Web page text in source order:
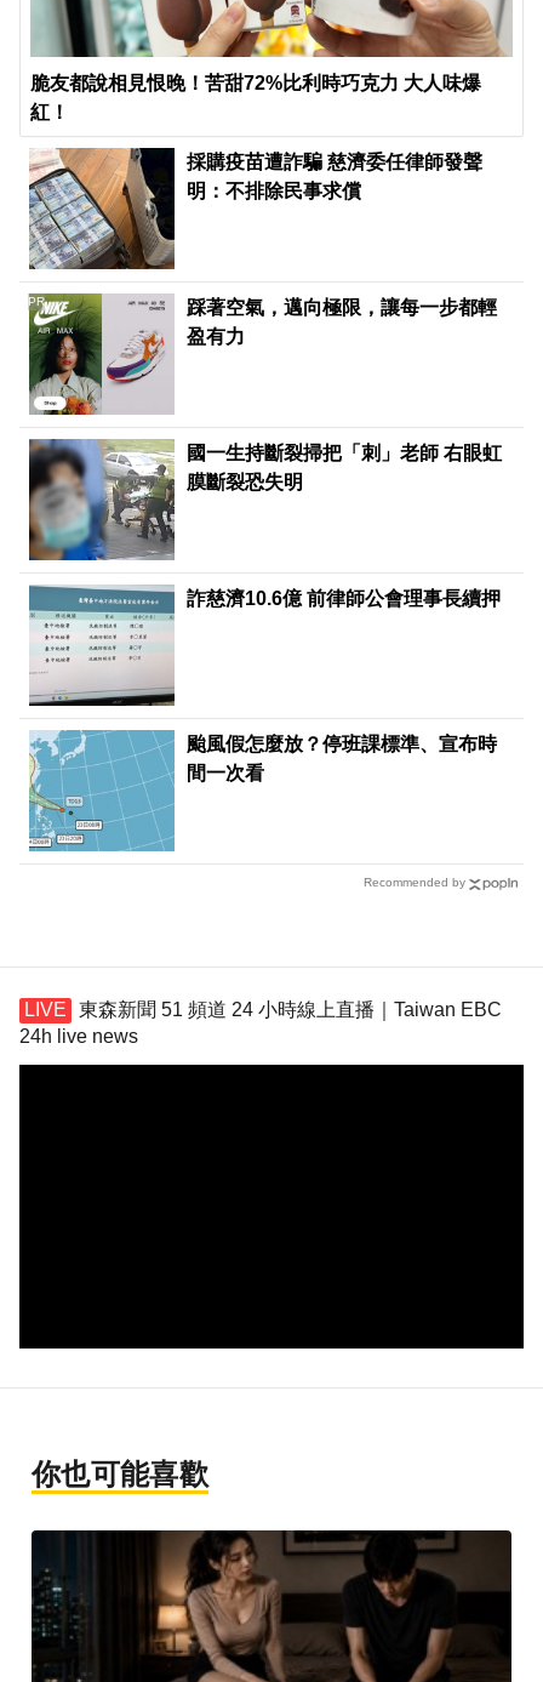
脆友都說相見恨晚！苦甜72%比利時巧克力 大人味爆
紅！
採購疫苗遭詐騙 慈濟委任律師發聲
明：不排除民事求償
踩著空氣，邁向極限，讓每一步都輕
盈有力
PR
國一生持斷裂掃把「刺」老師 右眼虹
膜斷裂恐失明
詐慈濟10.6億 前律師公會理事長續押
颱風假怎麼放？停班課標準、宣布時
間一次看
Recommended by
東森新聞 51 頻道 24 小時線上直播｜Taiwan EBC
24h live news
你也可能喜歡